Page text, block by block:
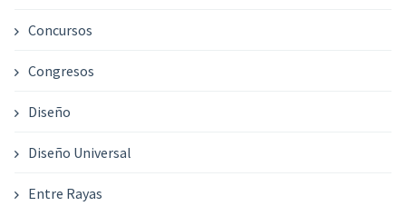
Concursos
Congresos
Diseño
Diseño Universal
Entre Rayas